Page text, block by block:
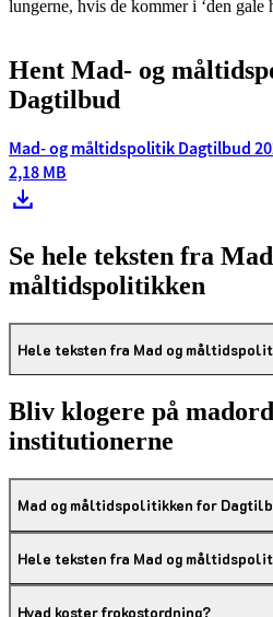
lungerne, hvis de kommer i ‘den gale
Hent Mad- og
Dagtilbud
Mad- og måltidspolitik Dagtilbud
2,18 MB
Se hele teksten fra
måltidspolitikken
Hele teksten fra Mad og
Bliv klogere på
institutionerne
Mad og måltidspolitikken for
Hele teksten fra Mad og
Hvad koster frokostordning?